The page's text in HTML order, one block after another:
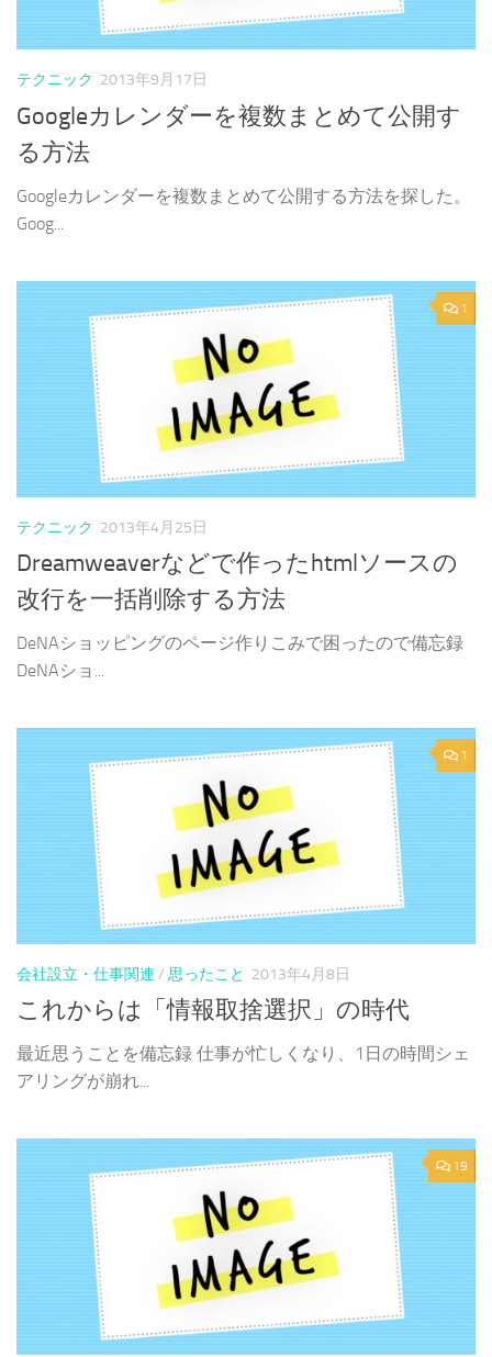
テクニック 2013年9月17日
Googleカレンダーを複数まとめて公開す
る方法
Googleカレンダーを複数まとめて公開する方法を探した。
Goog...
1
テクニック 2013年4月25日
Dreamweaverなどで作ったhtmlソースの
改行を一括削除する方法
DeNAショッピングのページ作りこみで困ったので備忘録
DeNAショ...
1
会社設立・仕事関連 / 思ったこと 2013年4月8日
これからは「情報取捨選択」の時代
最近思うことを備忘録 仕事が忙しくなり、1日の時間シェ
アリングが崩れ...
19